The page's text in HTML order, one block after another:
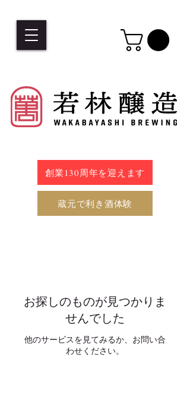
創業130周年を迎えます
蔵元で利き酒体験
お探しのものが見つかりま
せんでした
他のサービスを見てみるか、お問い合
わせください。